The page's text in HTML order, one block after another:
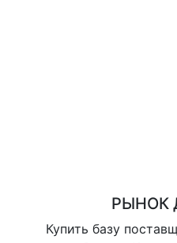
РЫНОК
Купить базу